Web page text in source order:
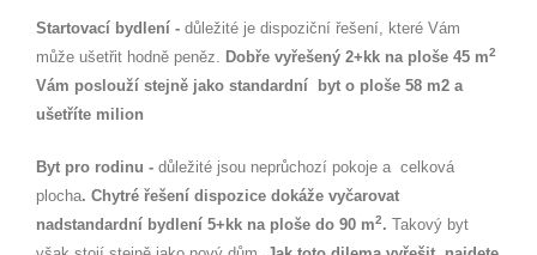
Startovací bydlení - důležité je dispoziční řešení, které Vám
může ušetřit hodně peněz. Dobře vyřešený 2+kk na ploše 45 m2
Vám poslouží stejně jako standardní byt o ploše 58 m2 a
ušetříte milion
Byt pro rodinu - důležité jsou neprůchozí pokoje a celková
plocha. Chytré řešení dispozice dokáže vyčarovat
nadstandardní bydlení 5+kk na ploše do 90 m2. Takový byt